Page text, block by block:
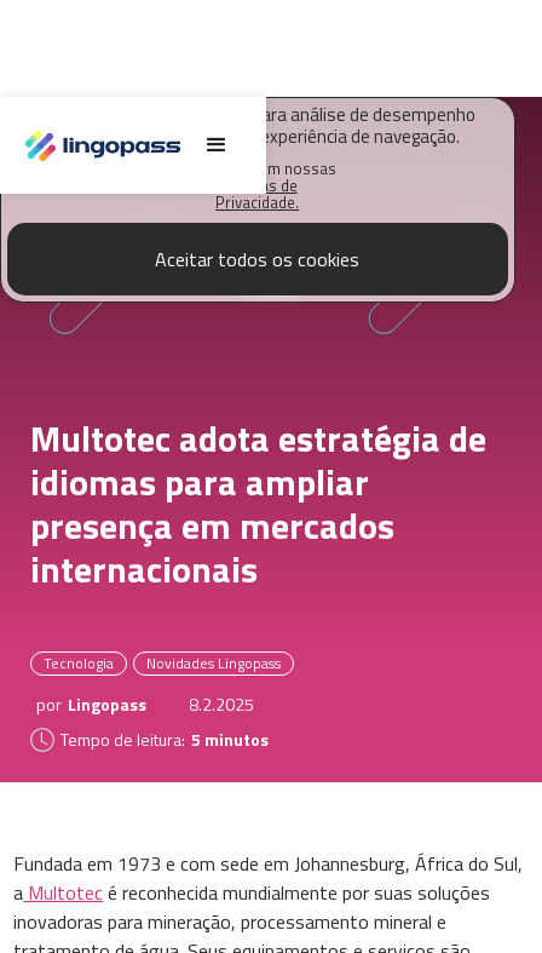
O Lingopass utiliza cookies para análise de desempenho
deste site e melhorar sua experiência de navegação.
Saiba mais em nossas
Políticas de
Privacidade.
Aceitar todos os cookies
Multotec adota estratégia de
idiomas para ampliar
presença em mercados
internacionais
Tecnologia Novidades Lingopass
por Lingopass
8.2.2025
Tempo de leitura: 5 minutos
Fundada em 1973 e com sede em Johannesburg, África do Sul,
a Multotecé reconhecida mundialmente por suas soluções
inovadoras para mineração, processamento mineral e